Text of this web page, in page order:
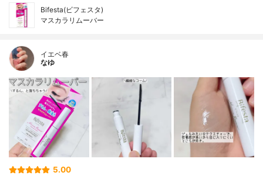
Bifesta(ビフェスタ)
マスカラリムーバー
イエベ春
なゆ
5.00